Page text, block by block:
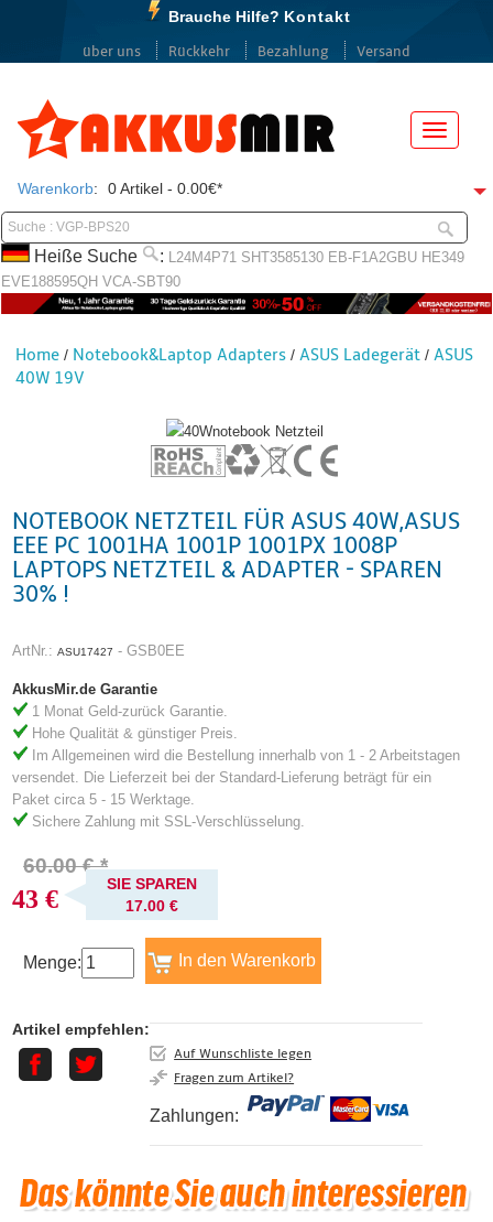
Brauche Hilfe? Kontakt
über uns
Rückkehr Bezahlung Versand
Menü
Warenkorb: 0 Artikel - 0.00€*
Heiße Suche : L24M4P71 SHT3585130 EB-F1A2GBU HE349
EVE188595QH VCA-SBT90
Home / Notebook&Laptop Adapters / ASUS Ladegerät / ASUS
40W 19V
NOTEBOOK NETZTEIL FÜR ASUS 40W,ASUS
EEE PC 1001HA 1001P 1001PX 1008P
LAPTOPS NETZTEIL & ADAPTER - SPAREN
30% !
ArtNr.:ASU17427 - GSB0EE
AkkusMir.de Garantie
1 Monat Geld-zurück Garantie.
Hohe Qualität & günstiger Preis.
Im Allgemeinen wird die Bestellung innerhalb von 1 - 2 Arbeitstagen
versendet. Die Lieferzeit bei der Standard-Lieferung beträgt für ein
Paket circa 5 - 15 Werktage.
Sichere Zahlung mit SSL-Verschlüsselung.
60.00 € *
43 €
SIE SPAREN
17.00 €
Menge:
Artikel empfehlen:
Auf Wunschliste legen
Fragen zum Artikel?
Zahlungen: